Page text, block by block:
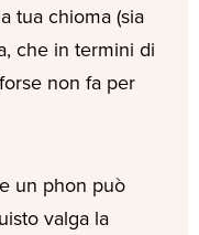
tua chioma (sia
che in termini di
non fa per
un phon può
valga la